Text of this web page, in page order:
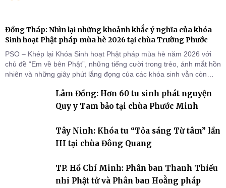
Đồng Tháp: Nhìn lại những khoảnh khắc ý nghĩa của khóa
Sinh hoạt Phật pháp mùa hè 2026 tại chùa Trường Phước
PSO – Khép lại Khóa Sinh hoạt Phật pháp mùa hè năm 2026 với
chủ đề “Em về bên Phật”, những tiếng cười trong trẻo, ánh mắt hồn
nhiên và những giây phút lắng đọng của các khóa sinh vẫn còn
Tháp). Những tuần tu học ngắn ngủi nhưng đã trở thành hành
trang quý báu, gieo những hạt giống thiện l
Lâm Đồng: Hơn 60 tu sinh phát nguyện
Quy y Tam bảo tại chùa Phước Minh
Tây Ninh: Khóa tu “Tỏa sáng Từ tâm” lần
III tại chùa Đông Quang
TP. Hồ Chí Minh: Phân ban Thanh Thiếu
nhi Phật tử và Phân ban Hoằng pháp